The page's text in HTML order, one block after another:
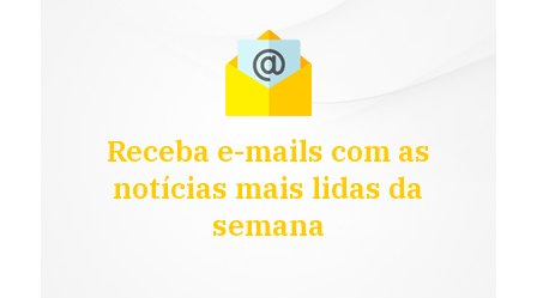
Receba e-mails com as
notícias mais lidas da
semana